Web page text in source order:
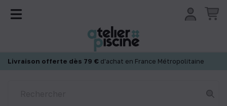
Livraison offerte dès 79 € d'achat en France Métropolitaine